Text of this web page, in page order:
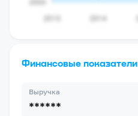
Финансовые показатели
Выручка
******